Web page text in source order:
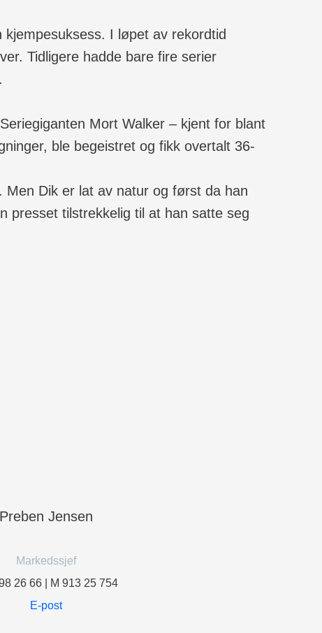
I løpet av rekordtid
Tidligere hadde bare fire serier
Mort Walker – kjent for blant
ble begeistret og fikk overtalt 36-
Dik er lat av natur og først da han
presset tilstrekkelig til at han satte seg
Preben Jensen
Markedssjef
26 66 | M 913 25 754
E-post